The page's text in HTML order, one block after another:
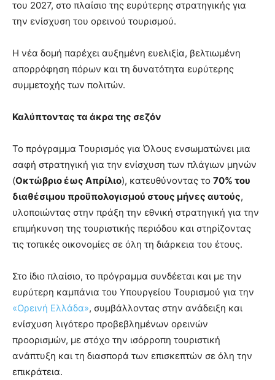
του 2027, στο πλαίσιο της ευρύτερης στρατηγικής για
την ενίσχυση του ορεινού τουρισμού.
Η νέα δομή παρέχει αυξημένη ευελιξία, βελτιωμένη
απορρόφηση πόρων και τη δυνατότητα ευρύτερης
συμμετοχής των πολιτών.
Καλύπτοντας τα άκρα της σεζόν
Το πρόγραμμα Τουρισμός για Όλους ενσωματώνει μια
σαφή στρατηγική για την ενίσχυση των πλάγιων μηνών
(Οκτώβριο έως Απρίλιο), κατευθύνοντας το 70% του
διαθέσιμου προϋπολογισμού στους μήνες αυτούς,
υλοποιώντας στην πράξη την εθνική στρατηγική για την
επιμήκυνση της τουριστικής περιόδου και στηρίζοντας
τις τοπικές οικονομίες σε όλη τη διάρκεια του έτους.
Στο ίδιο πλαίσιο, το πρόγραμμα συνδέεται και με την
ευρύτερη καμπάνια του Υπουργείου Τουρισμού για την
«Ορεινή Ελλάδα», συμβάλλοντας στην ανάδειξη και
ενίσχυση λιγότερο προβεβλημένων ορεινών
προορισμών, με στόχο την ισόρροπη τουριστική
ανάπτυξη και τη διασπορά των επισκεπτών σε όλη την
επικράτεια.